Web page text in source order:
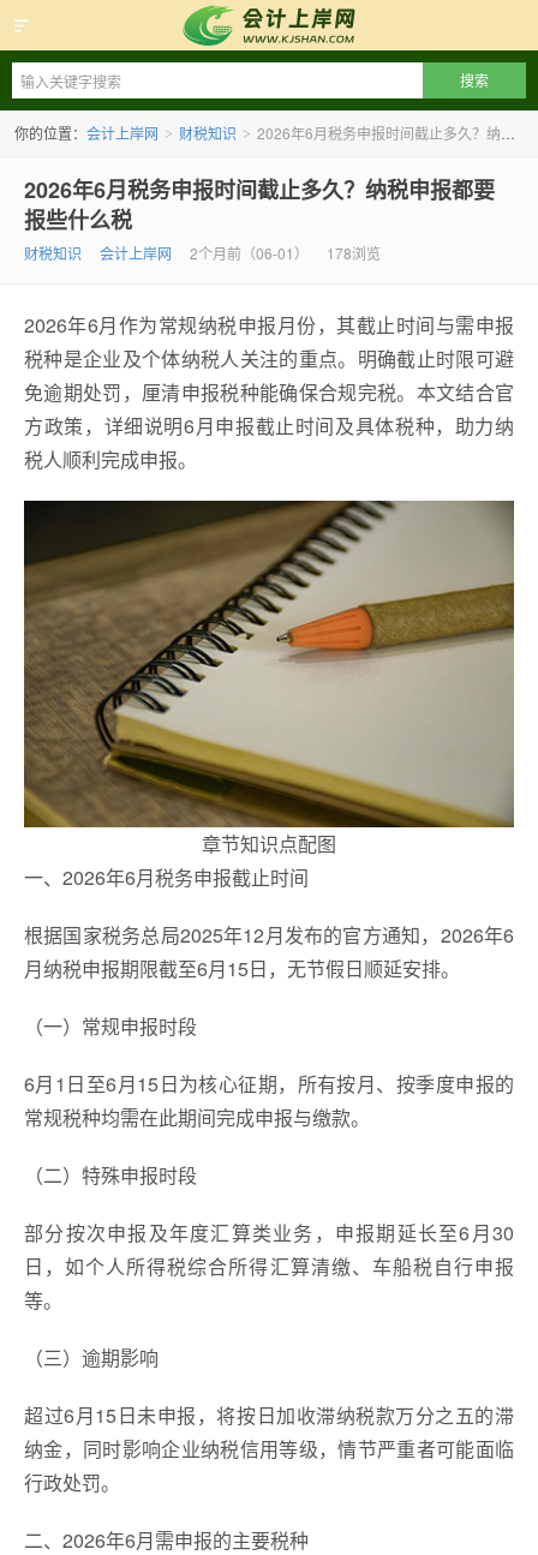
会计上岸网
你的位置： 会计上岸网 > 财税知识 > 2026年6月税务申报时间截止多久？纳税申报都要报些什么税
2026年6月税务申报时间截止多久？纳税申报都要
报些什么税
财税知识 会计上岸网 2个月前（06-01） 178浏览
2026年6月作为常规纳税申报月份，其截止时间与需申报
税种是企业及个体纳税人关注的重点。明确截止时限可避
免逾期处罚，厘清申报税种能确保合规完税。本文结合官
方政策，详细说明6月申报截止时间及具体税种，助力纳
税人顺利完成申报。
章节知识点配图
一、2026年6月税务申报截止时间
根据国家税务总局2025年12月发布的官方通知，2026年6
月纳税申报期限截至6月15日，无节假日顺延安排。
（一）常规申报时段
6月1日至6月15日为核心征期，所有按月、按季度申报的
常规税种均需在此期间完成申报与缴款。
（二）特殊申报时段
部分按次申报及年度汇算类业务，申报期延长至6月30
日，如个人所得税综合所得汇算清缴、车船税自行申报
等。
（三）逾期影响
超过6月15日未申报，将按日加收滞纳税款万分之五的滞
纳金，同时影响企业纳税信用等级，情节严重者可能面临
行政处罚。
二、2026年6月需申报的主要税种